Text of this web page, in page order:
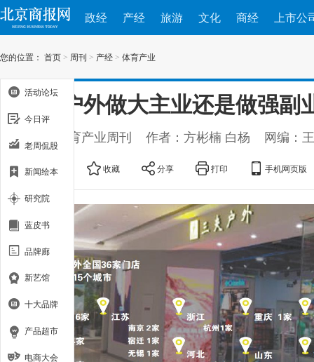
政经 产经 旅游 文化 商经 上市公
您的位置： 首页 > 周刊 > 产经 > 体育产业
三夫户外做大主业还是做强副
出处：体育产业周刊 作者：方彬楠 白杨 网编：
大 中 收藏 分享 打印 手机网页版
活动论坛
今日评
老周侃股
新闻绘本
研究院
蓝皮书
品牌廊
新艺馆
十大品牌
产品超市
电商大会